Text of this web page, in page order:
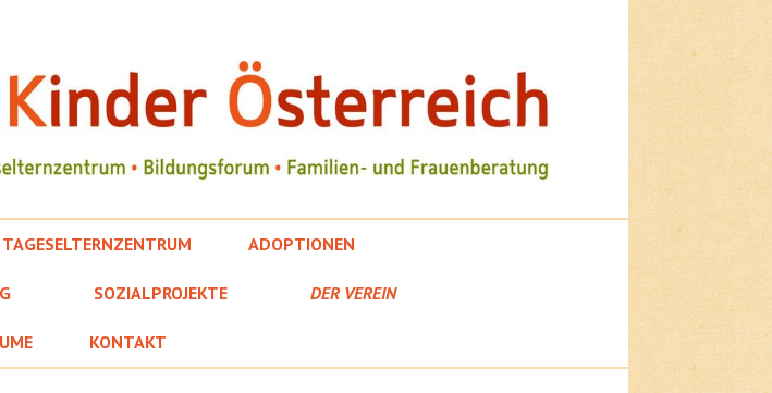
TAGESELTERNZENTRUM ADOPTIONEN
SOZIALPROJEKTE DER VEREIN
KONTAKT